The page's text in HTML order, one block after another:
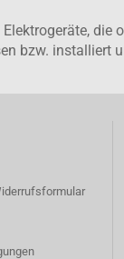
bzw. installiert